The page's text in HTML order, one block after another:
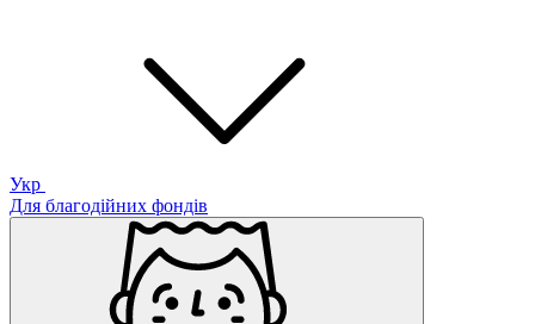
Укр
Для благодійних фондів